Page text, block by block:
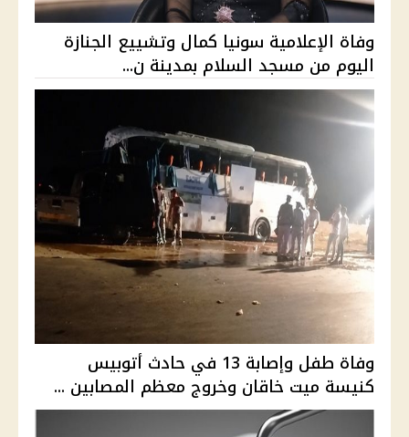
وفاة الإعلامية سونيا كمال وتشييع الجنازة
اليوم من مسجد السلام بمدينة ن...
وفاة طفل وإصابة 13 في حادث أتوبيس
كنيسة ميت خاقان وخروج معظم المصابين ...